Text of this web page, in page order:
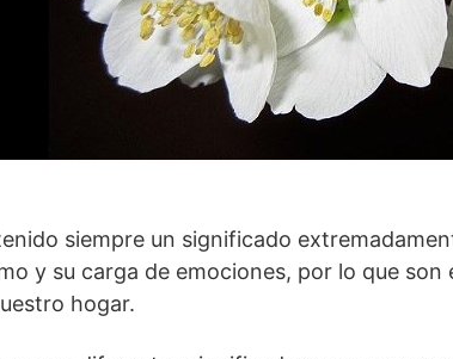
siempre un significado
y su carga de emociones, por lo que son
hogar.